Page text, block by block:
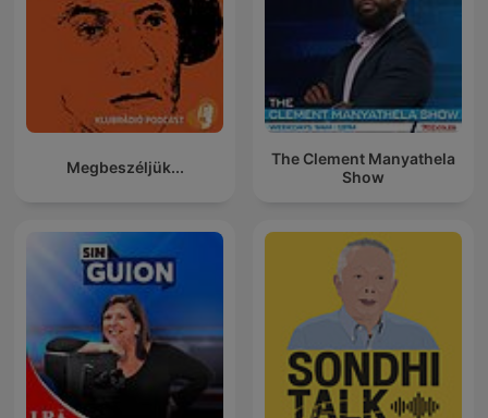
Megbeszéljük...
The Clement Manyathela
Show